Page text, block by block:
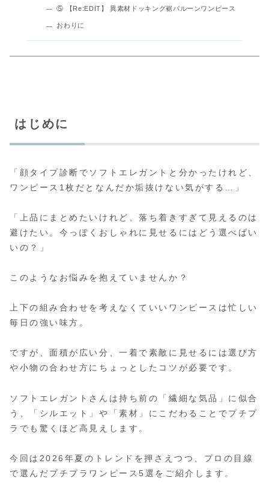
⑤ 【Re:EDIT】 異素材ドッキング裾バルーンワンピース
おわりに
はじめに
「顔タイプ診断でソフトエレガントと分かったけれど、
ワンピース1枚だとなんだか垢抜けない気がする…」
「上品にまとめたいけれど、落ち着きすぎて見えるのは
避けたい。今っぽくおしゃれに見せるにはどう選べばい
いの？」
このようなお悩みを抱えていませんか？
上下の組み合わせを考えなくていいワンピースは忙しい
毎日の強い味方。
ですが、面積が広い分、一着で素敵に見せるには選び方
や小物の合わせ方にちょっとしたコツが必要です。
ソフトエレガントさんは持ち前の「繊細な気品」に似合
う、「シルエット」や「素材」にこだわることでプチプ
ラでも驚くほど高見えします。
今回は2026年夏のトレンドを押さえつつ、プロの目線
で選んだプチプラワンピース5選をご紹介します。